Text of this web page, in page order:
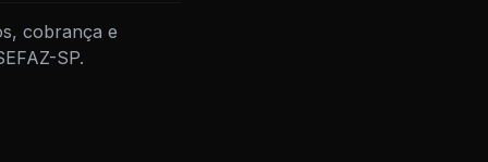
cobrança e
SP.